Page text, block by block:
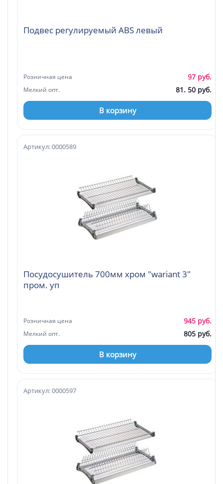
Подвес регулируемый ABS левый
Розничная цена 97 руб.
Мелкий опт. 81. 50 руб.
В корзину
Посудосушитель 700мм хром "wariant 3"
пром. уп
Артикул: 0000589
Розничная цена 945 руб.
Мелкий опт. 805 руб.
В корзину
Артикул: 0000597